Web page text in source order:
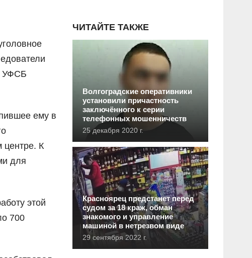
УФСБ
ему в
центре. К
для
этой
700
ЧИТАЙТЕ ТАКЖЕ
Волгоградские оперативники
установили причастность
заключённого к серии
телефонных мошенничеств
25 декабря 2020 г.
Красноярец предстанет перед
судом за 18 краж, обман
знакомого и управление
машиной в нетрезвом виде
29 сентября 2022 г.